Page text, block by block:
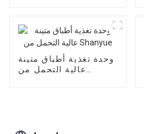
وحدة تغذية أطباق متينة
عالية التحمل من